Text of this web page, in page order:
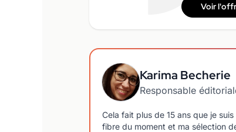
Voir
Karima Becherie
Responsable
Cela fait plus de 15 ans que je
fibre du moment et ma sélection